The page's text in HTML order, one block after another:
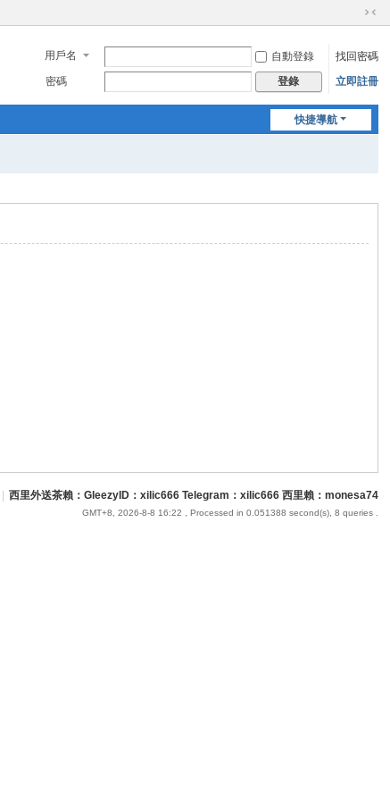
切
到
窄
用戶名 自動登錄
找回密碼
密碼
登錄 立即註冊
快捷導航
西里外送茶賴：GleezyID：xilic666 Telegram：xilic666 西里賴：monesa74
GMT+8, 2026-8-8 16:22 , Processed in 0.051388 second(s), 8 queries .